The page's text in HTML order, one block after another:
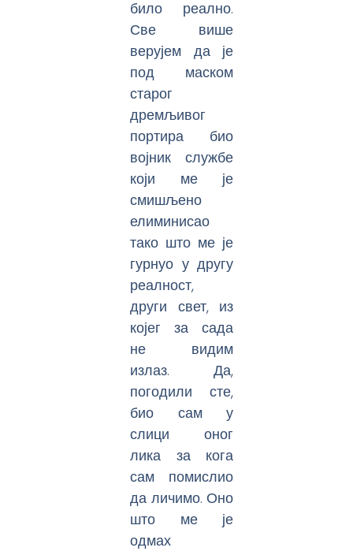
било реално.
Све више
верујем да је
под маском
старог
дремљивог
портира био
војник службе
који ме је
смишљено
елиминисао
тако што ме је
гурнуо у другу
реалност,
други свет, из
којег за сада
не видим
излаз. Да,
погодили сте,
био сам у
слици оног
лика за кога
сам помислио
да личимо. Оно
што ме је
одмах